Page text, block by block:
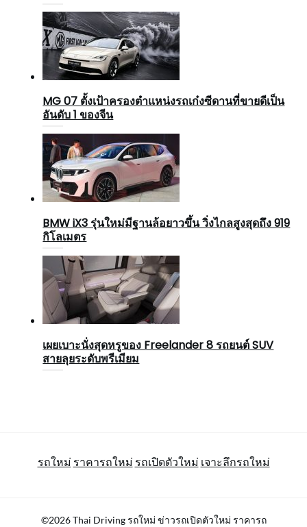
MG 07 ตั้งเป้าครองตำแหน่งรถเก๋งซีดานที่ขายดีเป็น
อันดับ 1 ของจีน
BMW iX3 รุ่นใหม่มีฐานล้อยาวขึ้น วิ่งไกลสูงสุดถึง 919
กิโลเมตร
เผยเบาะนั่งสุดหรูของ Freelander 8 รถยนต์ SUV
สายลุยระดับพรีเมียม
รถใหม่ ราคารถใหม่ รถเปิดตัวใหม่ เจาะลึกรถใหม่
©2026 Thai Driving รถใหม่ ข่าวรถเปิดตัวใหม่ ราคารถ